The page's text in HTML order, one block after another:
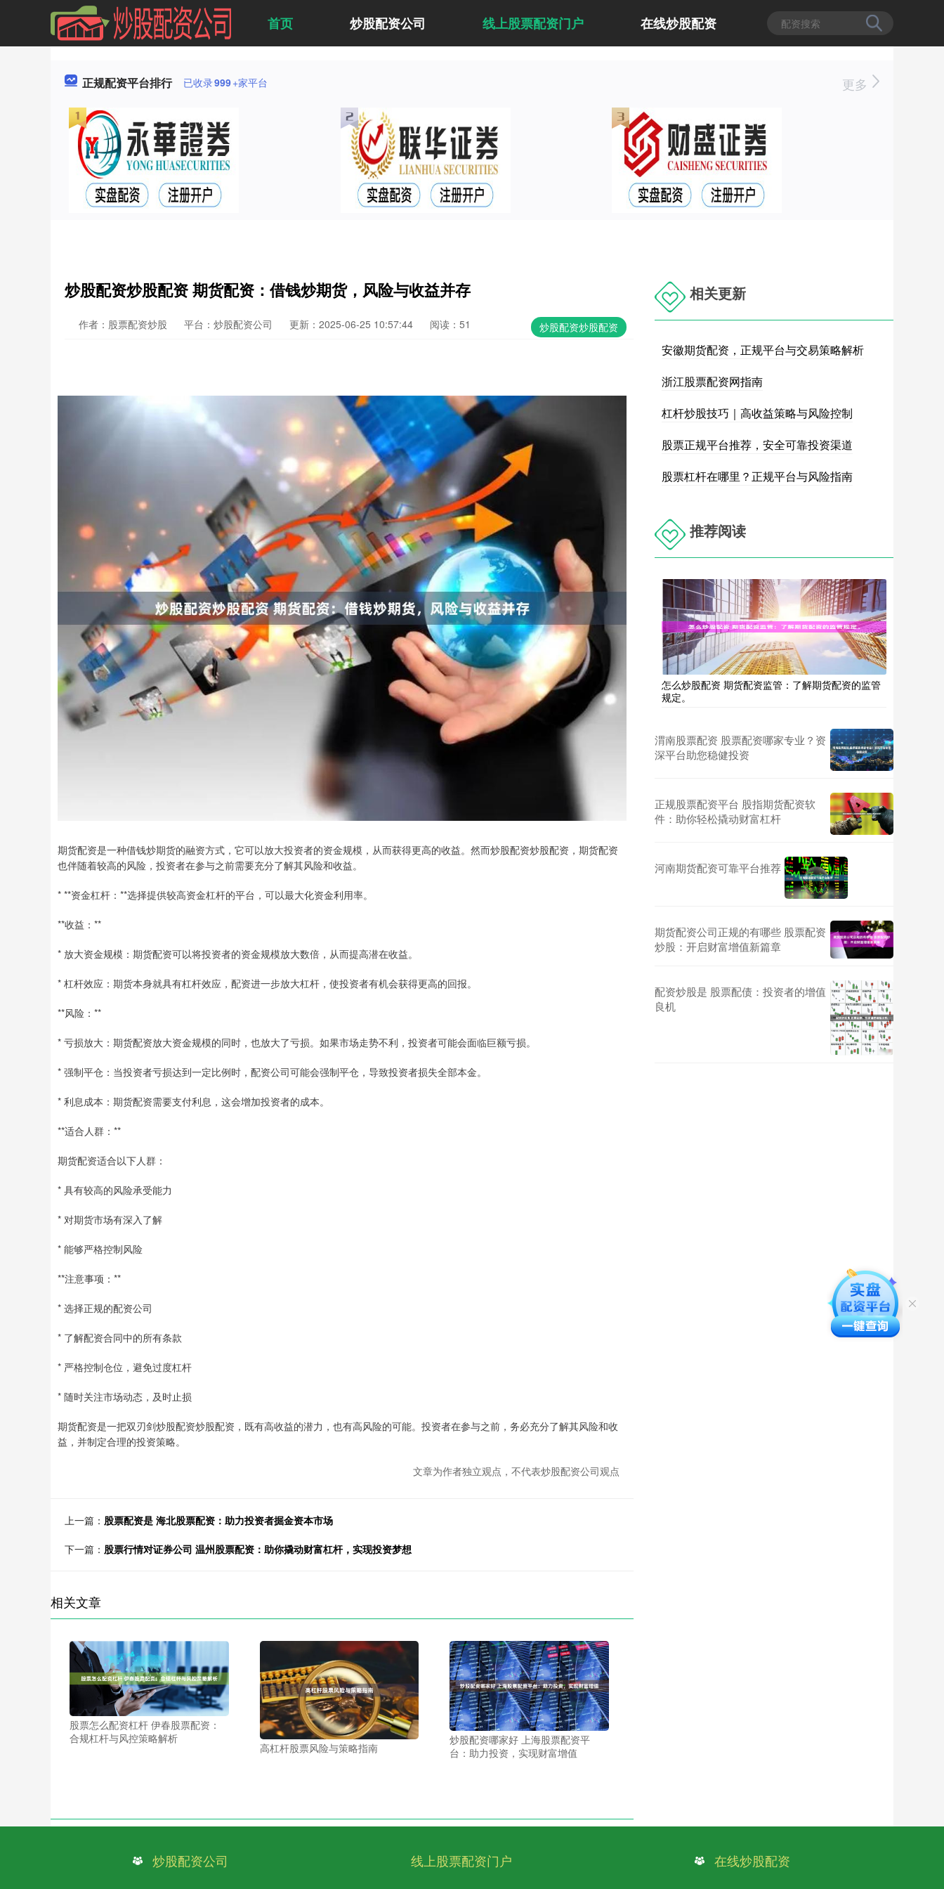
首页 炒股配资公司 线上股票配资门户 在线炒股配资
正规配资平台排行 已收录999+家平台 更多
炒股配资炒股配资 期货配资：借钱炒期货，风险与收益并存
炒股配资炒股配资
作者：股票配资炒股 平台：炒股配资公司 更新：2025-06-25 10:57:44 阅读：51
期货配资是一种借钱炒期货的融资方式，它可以放大投资者的资金规模，从而获得更高的收益。然而炒股配资炒股配资，期货配资
也伴随着较高的风险，投资者在参与之前需要充分了解其风险和收益。
* **资金杠杆：**选择提供较高资金杠杆的平台，可以最大化资金利用率。
**收益：**
* 放大资金规模：期货配资可以将投资者的资金规模放大数倍，从而提高潜在收益。
* 杠杆效应：期货本身就具有杠杆效应，配资进一步放大杠杆，使投资者有机会获得更高的回报。
**风险：**
* 亏损放大：期货配资放大资金规模的同时，也放大了亏损。如果市场走势不利，投资者可能会面临巨额亏损。
* 强制平仓：当投资者亏损达到一定比例时，配资公司可能会强制平仓，导致投资者损失全部本金。
* 利息成本：期货配资需要支付利息，这会增加投资者的成本。
**适合人群：**
期货配资适合以下人群：
* 具有较高的风险承受能力
* 对期货市场有深入了解
* 能够严格控制风险
**注意事项：**
* 选择正规的配资公司
* 了解配资合同中的所有条款
* 严格控制仓位，避免过度杠杆
* 随时关注市场动态，及时止损
期货配资是一把双刃剑炒股配资炒股配资，既有高收益的潜力，也有高风险的可能。投资者在参与之前，务必充分了解其风险和收
益，并制定合理的投资策略。
文章为作者独立观点，不代表炒股配资公司观点
上一篇： 股票配资是 海北股票配资：助力投资者掘金资本市场
下一篇： 股票行情对证券公司 温州股票配资：助你撬动财富杠杆，实现投资梦想
相关文章
股票怎么配资杠杆 伊春股票配资：
合规杠杆与风控策略解析
高杠杆股票风险与策略指南
炒股配资哪家好 上海股票配资平
台：助力投资，实现财富增值
相关更新
安徽期货配资，正规平台与交易策略解析
浙江股票配资网指南
杠杆炒股技巧｜高收益策略与风险控制
股票正规平台推荐，安全可靠投资渠道
股票杠杆在哪里？正规平台与风险指南
推荐阅读
怎么炒股配资 期货配资监管：了解期货配资的监管
规定。
渭南股票配资 股票配资哪家专业？资
深平台助您稳健投资
正规股票配资平台 股指期货配资软
件：助你轻松撬动财富杠杆
河南期货配资可靠平台推荐
期货配资公司正规的有哪些 股票配资
炒股：开启财富增值新篇章
配资炒股是 股票配债：投资者的增值
良机
炒股配资公司 线上股票配资门户 在线炒股配资